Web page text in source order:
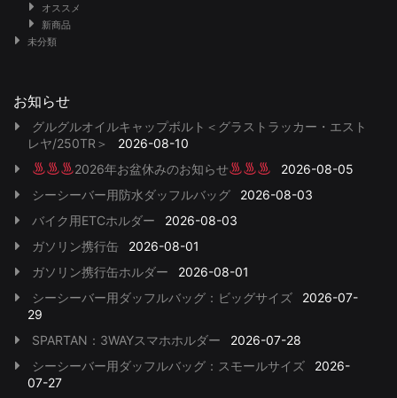
オススメ
新商品
未分類
お知らせ
グルグルオイルキャップボルト＜グラストラッカー・エスト
レヤ/250TR＞
2026-08-10
2026年お盆休みのお知らせ
2026-08-05
シーシーバー用防水ダッフルバッグ
2026-08-03
バイク用ETCホルダー
2026-08-03
ガソリン携行缶
2026-08-01
ガソリン携行缶ホルダー
2026-08-01
シーシーバー用ダッフルバッグ：ビッグサイズ
2026-07-
29
SPARTAN：3WAYスマホホルダー
2026-07-28
シーシーバー用ダッフルバッグ：スモールサイズ
2026-
07-27